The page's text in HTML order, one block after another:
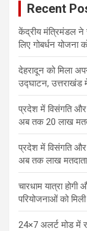
Recent
केंद्रीय मंत्रिमंडल ने
लिए गोबर्धन योजना
देहरादून को मिला
उद्घाटन, उत्तराखंड
प्रदेश में विसंगति
अब तक 20 लाख
प्रदेश में विसंगति
अब तक लाख
चारधाम यात्रा
परियोजनाओं को
24×7 अलर्ट मोड में